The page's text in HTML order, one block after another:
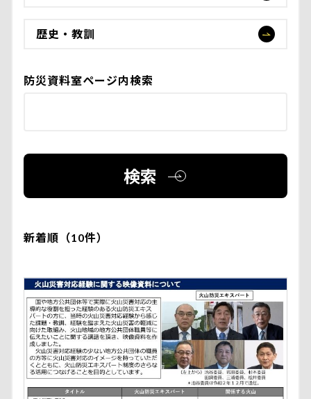
歴史・教訓
防災資料室ページ内検索
検索
新着順（10件）